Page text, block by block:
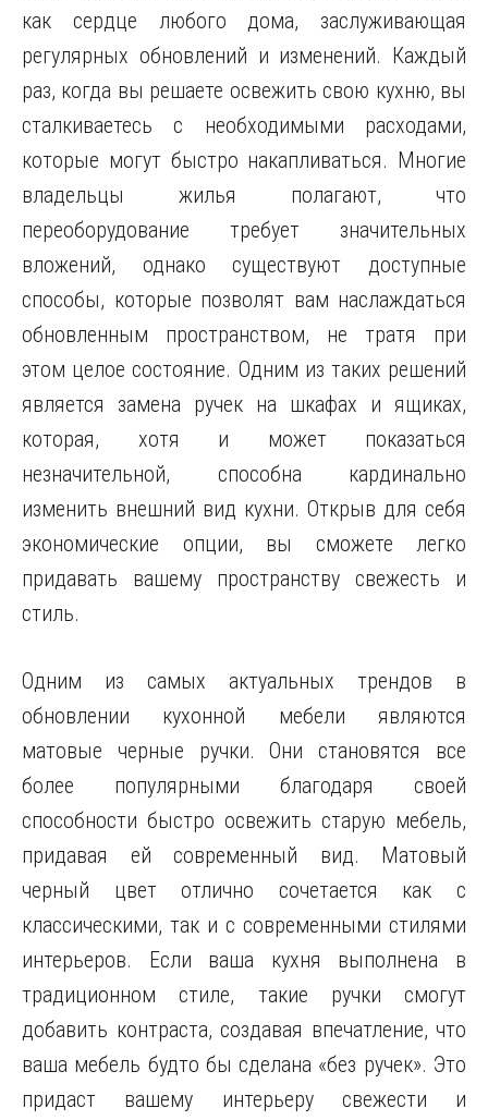
как сердце любого дома, заслуживающая
регулярных обновлений и изменений. Каждый
раз, когда вы решаете освежить свою кухню, вы
сталкиваетесь с необходимыми расходами,
которые могут быстро накапливаться. Многие
владельцы жилья полагают, что
переоборудование требует значительных
вложений, однако существуют доступные
способы, которые позволят вам наслаждаться
обновленным пространством, не тратя при
этом целое состояние. Одним из таких решений
является замена ручек на шкафах и ящиках,
которая, хотя и может показаться
незначительной, способна кардинально
изменить внешний вид кухни. Открыв для себя
экономические опции, вы сможете легко
придавать вашему пространству свежесть и
стиль.
Одним из самых актуальных трендов в
обновлении кухонной мебели являются
матовые черные ручки. Они становятся все
более популярными благодаря своей
способности быстро освежить старую мебель,
придавая ей современный вид. Матовый
черный цвет отлично сочетается как с
классическими, так и с современными стилями
интерьеров. Если ваша кухня выполнена в
традиционном стиле, такие ручки смогут
добавить контраста, создавая впечатление, что
ваша мебель будто бы сделана «без ручек». Это
придаст вашему интерьеру свежести и